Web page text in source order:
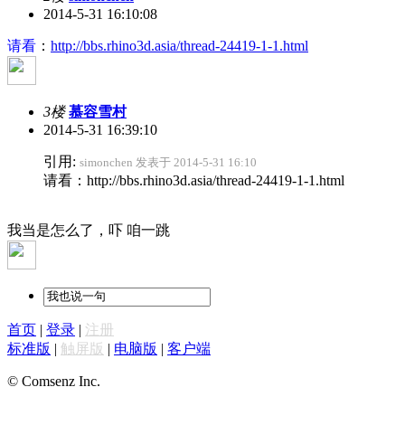
2014-5-31 16:10:08
请看 ： http://bbs.rhino3d.asia/thread-24419-1-1.html
3楼 慕容雪村
2014-5-31 16:39:10
引用: simonchen 发表于 2014-5-31 16:10
请看：http://bbs.rhino3d.asia/thread-24419-1-1.html
我当是怎么了，吓 咱一跳
首页 | 登录 | 注册
标准版 | 触屏版 | 电脑版 | 客户端
© Comsenz Inc.